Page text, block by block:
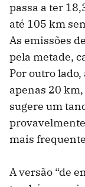
passa a ter
até 105 km
As emissões
pela metade,
Por outro
apenas 20
sugere um
mais
A versão “de